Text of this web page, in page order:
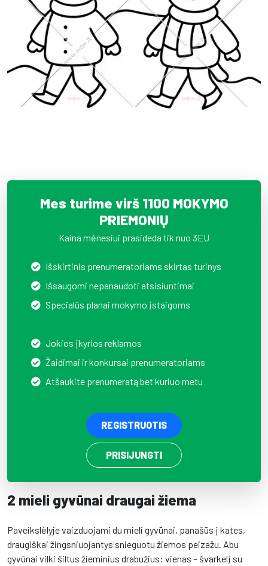
Mes turime virš 1100 MOKYMO
PRIEMONIŲ
Kaina mėnesiui prasideda tik nuo 3EU
Išskirtinis prenumeratoriams skirtas turinys
Išsaugomi nepanaudoti atsisiuntimai
Specialūs planai mokymo įstaigoms
Jokios įkyrios reklamos
Žaidimai ir konkursai prenumeratoriams
Atšaukite prenumeratą bet kuriuo metu
REGISTRUOTIS
PRISIJUNGTI
2 mieli gyvūnai draugai žiema
Paveikslėlyje vaizduojami du mieli gyvūnai, panašūs į kates,
draugiškai žingsniuojantys snieguotu žiemos peizažu. Abu
gyvūnai vilki šiltus žieminius drabužius: vienas – švarkelį su